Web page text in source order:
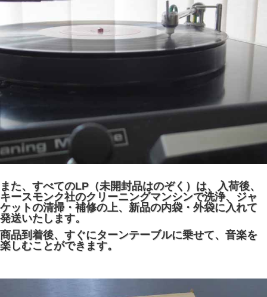
また、すべてのLP（未開封品はのぞく）は、入荷後、
キースモンク社のクリーニングマンシンで洗浄、ジャ
ケットの清掃・補修の上、新品の内袋・外袋に入れて
発送いたします。
商品到着後、すぐにターンテーブルに乗せて、音楽を
楽しむことができます。